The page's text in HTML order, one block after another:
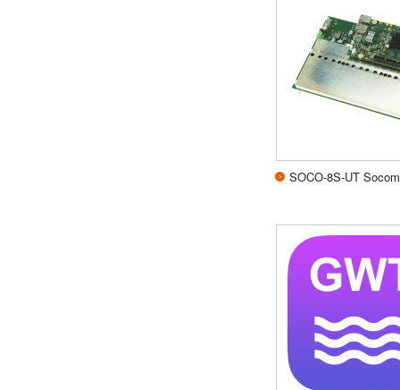
SOCO-8S-UT